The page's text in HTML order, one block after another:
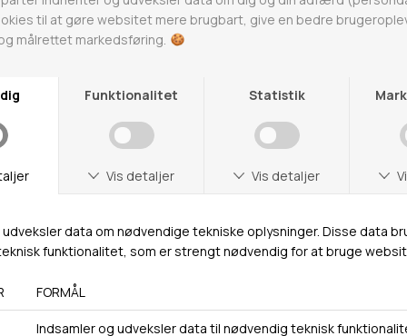
Webshop lager
Tors: 09.00-17.00
Fre: 09.00-15.30
+ 45 65 90 45 89